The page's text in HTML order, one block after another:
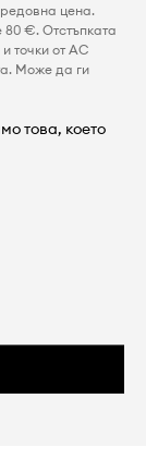
цена.
€. Отстъпката
точки от AC
Може да ги
това, което